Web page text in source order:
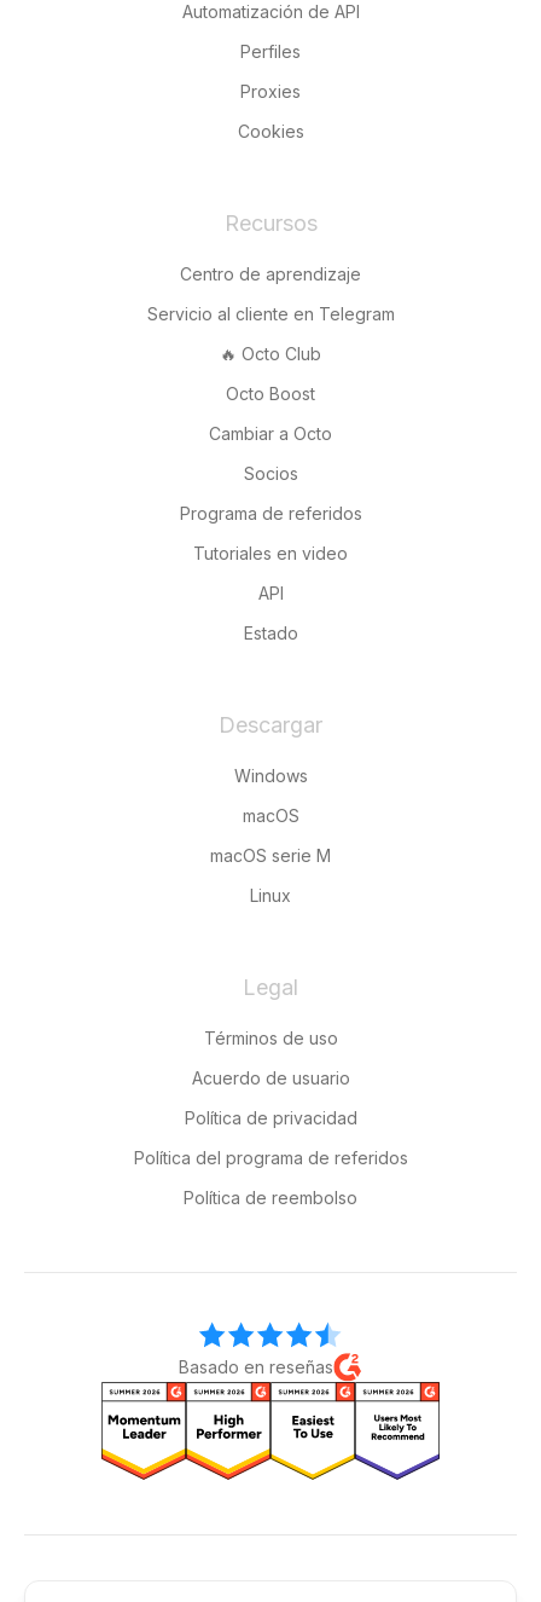
Automatización de API
Perfiles
Proxies
Cookies
Recursos
Centro de aprendizaje
Servicio al cliente en Telegram
🔥 Octo Club
Octo Boost
Cambiar a Octo
Socios
Programa de referidos
Tutoriales en video
API
Estado
Descargar
Windows
macOS
macOS serie M
Linux
Legal
Términos de uso
Acuerdo de usuario
Política de privacidad
Política del programa de referidos
Política de reembolso
Basado en reseñas